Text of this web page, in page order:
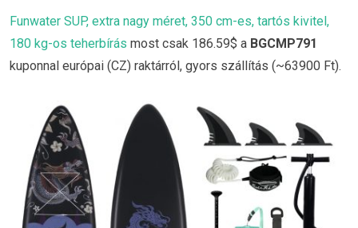
Funwater SUP, extra nagy méret, 350 cm-es, tartós kivitel,
180 kg-os teherbírás most csak 186.59$ a BGCMP791
kuponnal európai (CZ) raktárról, gyors szállítás (~63900 Ft).